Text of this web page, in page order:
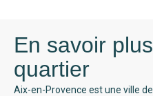
En savoir
quartier
Aix-en-Provence est une ville